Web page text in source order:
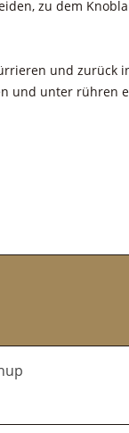
zu dem
und zurück
und unter rühren